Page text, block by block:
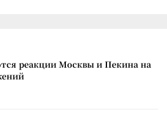
реакции Москвы и Пекина на